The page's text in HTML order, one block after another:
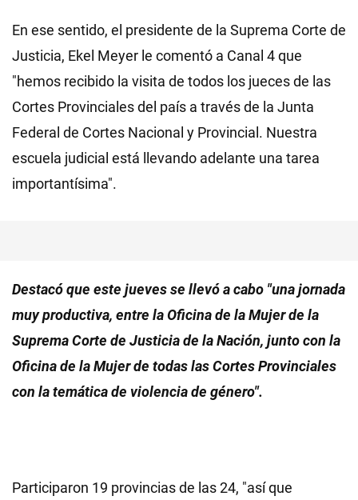
En ese sentido, el presidente de la Suprema Corte de
Justicia, Ekel Meyer le comentó a Canal 4 que
"hemos recibido la visita de todos los jueces de las
Cortes Provinciales del país a través de la Junta
Federal de Cortes Nacional y Provincial. Nuestra
escuela judicial está llevando adelante una tarea
importantísima".
Destacó que este jueves se llevó a cabo "una jornada
muy productiva, entre la Oficina de la Mujer de la
Suprema Corte de Justicia de la Nación, junto con la
Oficina de la Mujer de todas las Cortes Provinciales
con la temática de violencia de género".
Participaron 19 provincias de las 24, "así que